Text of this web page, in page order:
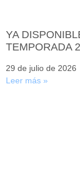
YA
TEMPORADA
29 de julio de 2026
Leer más »